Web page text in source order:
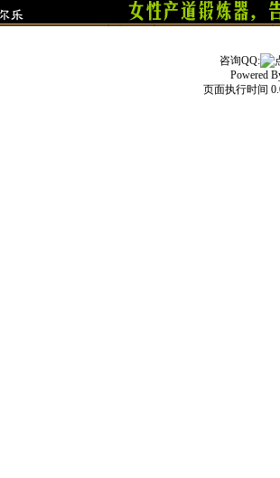
咨询QQ:
Powered
页面执行时间